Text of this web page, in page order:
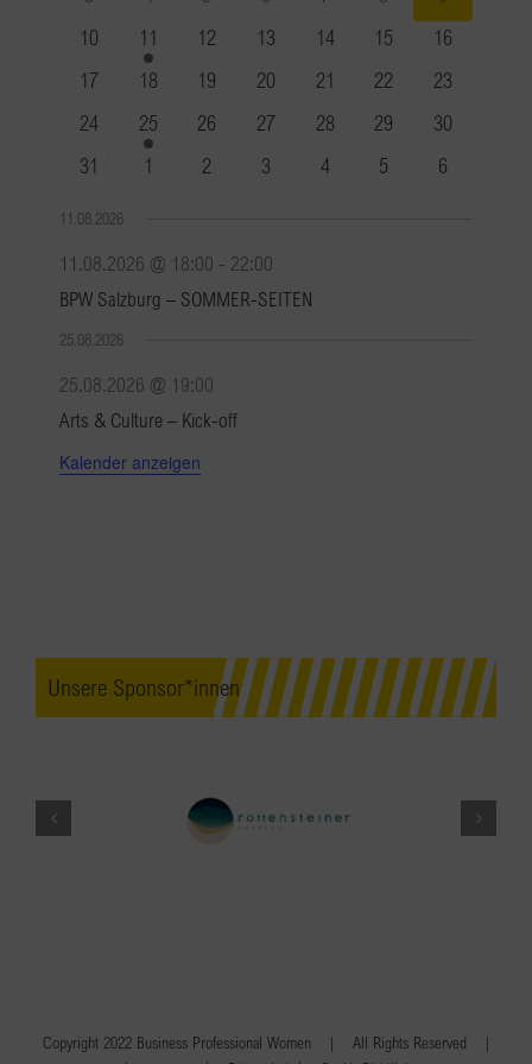
VeranstaltungenVeranstaltungenVeranstaltungenVeranstaltungenVeranstaltungen
Veranstaltungen
0
Veranstaltungen
10
1
Veranstaltung
11
0
Veranstaltungen
12
0
Veranstaltungen
13
0
Veranstaltungen
14
0
Veranstaltungen
15
016
0
Veranstaltungen
17
0
Veranstaltungen
18
0
Veranstaltungen
19
0
Veranstaltungen
20
0
Veranstaltungen
21
0
Veranstaltungen
22
0
23
0
Veranstaltungen
24
1
Veranstaltung
25
0
Veranstaltungen
26
0
Veranstaltungen
27
0
Veranstaltungen
28
0
Veranstaltungen
29
0
30
0
31
01
0
2
0
3
0
4
0
5
0
6
11.08.2026
11.08.2026 @ 18:00 - 22:00
BPW Salzburg – SOMMER-SEITEN
25.08.2026
25.08.2026 @ 19:00
Arts & Culture – Kick-off
Kalender anzeigen
Unsere Sponsor*innen
Copyright 2022 Business Professional Women | All Rights Reserved |